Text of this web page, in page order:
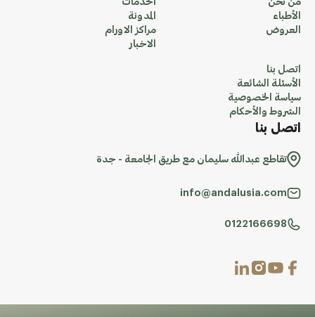
من نحن
الأطباء
العروض
الخدمات
المدونة
مراكز الاورام
الاخبار
اتصل بنا
الأسئلة الشائعة
سياسة الخصوصية
الشروط والأحكام
اتصل بنا
تقاطع عبدالله سليمان مع طريق الجامعة - جدة
info@andalusia.com
0122166698